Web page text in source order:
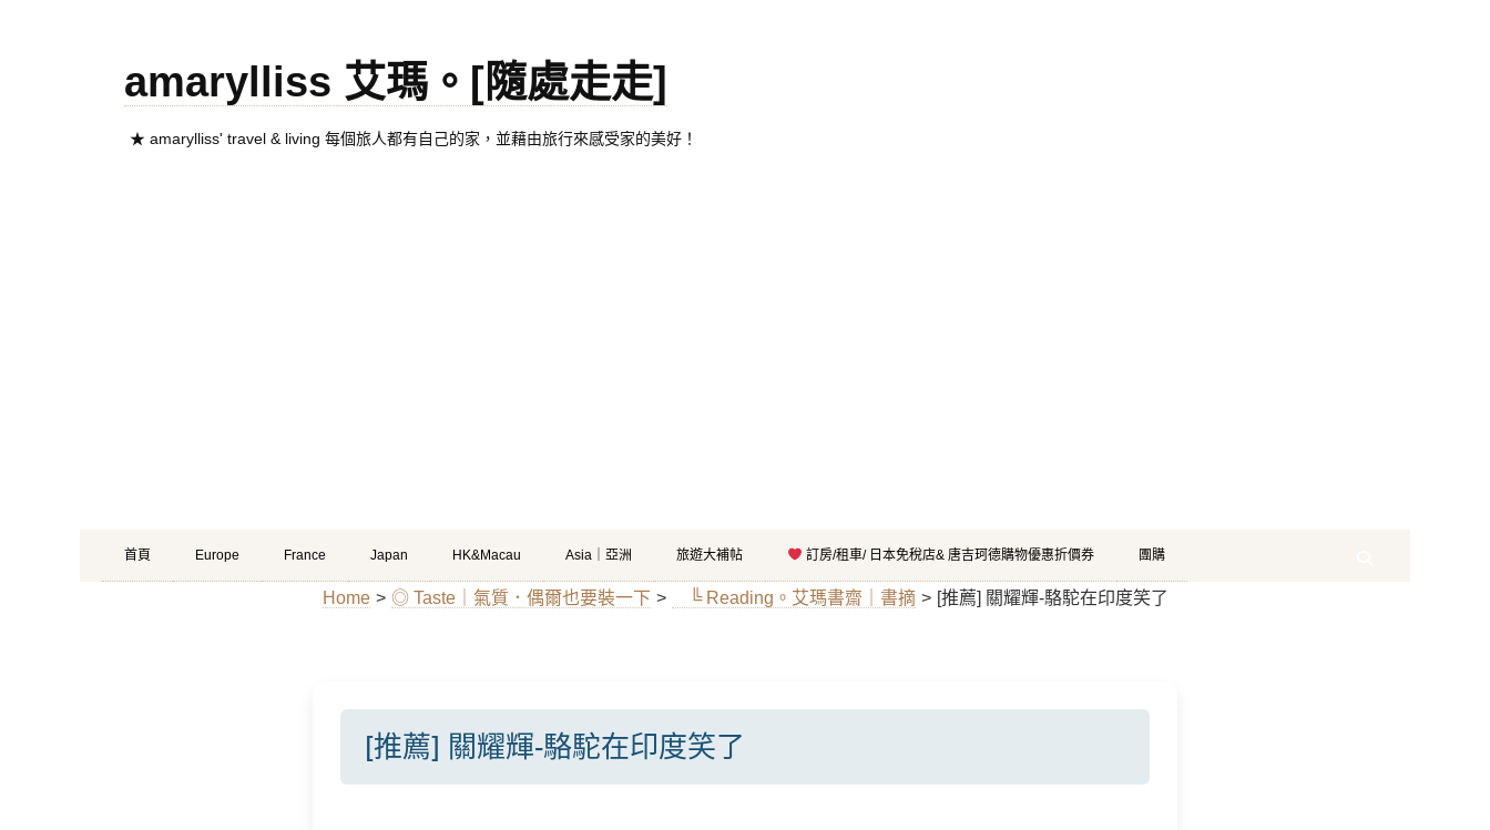
amarylliss 艾瑪。[隨處走走]
★ amarylliss' travel & living 每個旅人都有自己的家，並藉由旅行來感受家的美好！
Primary
Menu
Skip
to
首頁 Europe France Japan HK&Macau Asia｜亞洲 旅遊大補帖 訂房/租車/ 日本免稅店& 唐吉珂德購物優惠折價券 團購
Home > ◎ Taste｜氣質．偶爾也要裝一下 > ╚ Reading。艾瑪書齋｜書摘 > [推薦] 關耀輝-駱駝在印度笑了
[推薦] 關耀輝-駱駝在印度笑了